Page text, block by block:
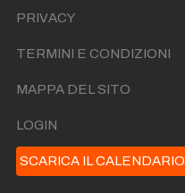
PRIVACY
TERMINI E CONDIZIONI
MAPPA DEL SITO
LOGIN
SCARICA IL CALENDARIO